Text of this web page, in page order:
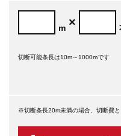
m ×
切断可能条長は10m～1000mです
※切断条長20m未満の場合、切断費